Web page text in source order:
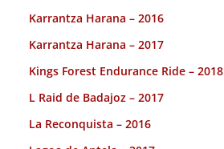
Karrantza Harana – 2016
Karrantza Harana – 2017
Kings Forest Endurance Ride – 2018
L Raid de Badajoz – 2017
La Reconquista – 2016